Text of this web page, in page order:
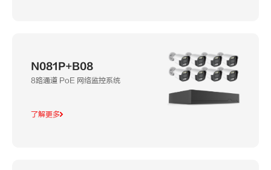
N081P+B08
8路通道 PoE 网络监控系统
了解更多